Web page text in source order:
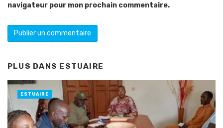
navigateur pour mon prochain commentaire.
PLUS DANS ESTUAIRE
ESTUAIRE